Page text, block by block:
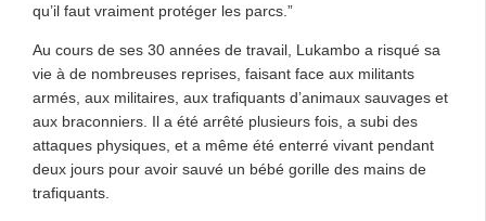
qu’il faut vraiment protéger les parcs.”
Au cours de ses 30 années de travail, Lukambo a risqué sa
vie à de nombreuses reprises, faisant face aux militants
armés, aux militaires, aux trafiquants d’animaux sauvages et
aux braconniers. Il a été arrêté plusieurs fois, a subi des
attaques physiques, et a même été enterré vivant pendant
deux jours pour avoir sauvé un bébé gorille des mains de
trafiquants.